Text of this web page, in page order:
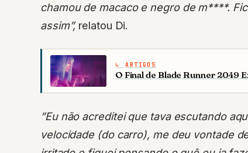
chamou de macaco e negro de m****.
assim”,relatou Di.
ARTIGOS
O Final de Blade Runner 2049
”Eu não acreditei que tava escutando
velocidade (do carro), me deu vontade